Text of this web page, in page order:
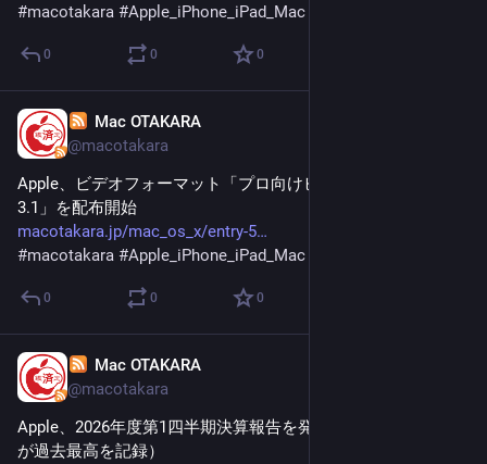
#macotakara #Apple_iPhone_iPad_Mac
0 0 0
Mac OTAKARA
@macotakara
Apple、ビデオフォーマット「プロ向けビデオフォーマット
3.1」を配布開始
macotakara.jp/mac_os_x/entry-5
#macotakara #Apple_iPhone_iPad_Mac
0 0 0
Mac OTAKARA
@macotakara
Apple、2026年度第1四半期決算報告を発表（総売上高とEPS
が過去最高を記録）